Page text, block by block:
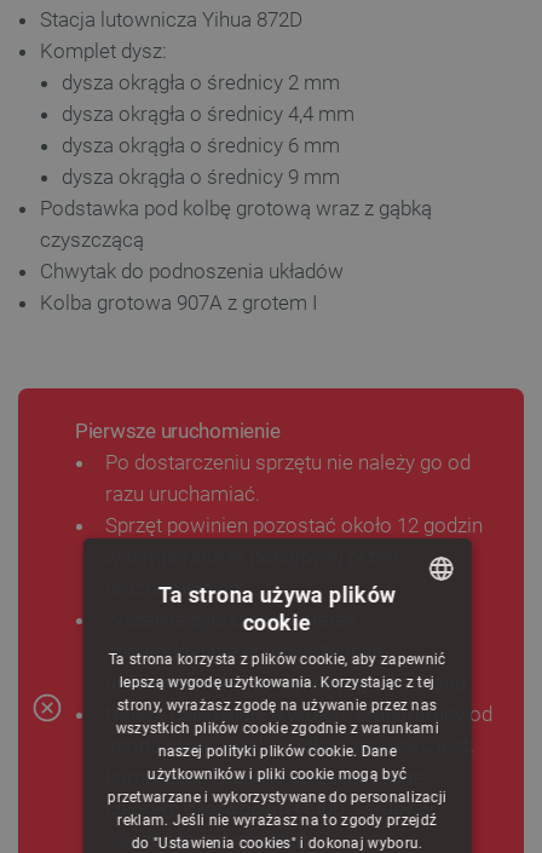
Stacja lutownicza Yihua 872D
Komplet dysz:
dysza okrągła o średnicy 2 mm
dysza okrągła o średnicy 4,4 mm
dysza okrągła o średnicy 6 mm
dysza okrągła o średnicy 9 mm
Podstawka pod kolbę grotową wraz z gąbką
czyszczącą
Chwytak do podnoszenia układów
Kolba grotowa 907A z grotem I
Pierwsze uruchomienie
Po dostarczeniu sprzętu nie należy go od
razu uruchamiać.
Sprzęt powinien pozostać około 12 godzin
uruchomieniem.
Wszelkie zgłoszenia usterek,
spowodowane przedwczesnym
uruchomieniem sprzętu będą odrzucane.
Należy całkowicie wykręcić śrubę/śruby od
spodu stacji, jeżeli źródłem nawiewu jest.
kompresor. Śruby te są zaznaczone
kolorem czerwonym (1 lub 3 śruby w
zależności od modelu).
CZECH
ENGLISH
GERMAN
Ta strona używa plików
cookie
Ta strona korzysta z plików cookie, aby zapewnić
lepszą wygodę użytkowania. Korzystając z tej
strony, wyrażasz zgodę na używanie przez nas
wszystkich plików cookie zgodnie z warunkami
naszej polityki plików cookie. Dane
użytkowników i pliki cookie mogą być
przetwarzane i wykorzystywane do personalizacji
reklam. Jeśli nie wyrażasz na to zgody przejdź
do "Ustawienia cookies" i dokonaj wyboru.